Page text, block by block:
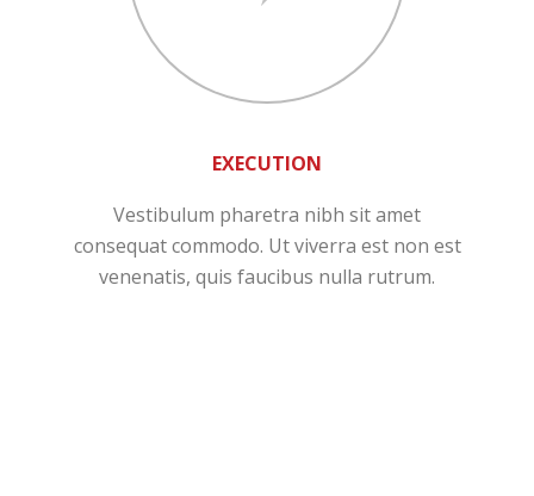
EXECUTION
Vestibulum pharetra nibh sit amet
consequat commodo. Ut viverra est non est
venenatis, quis faucibus nulla rutrum.